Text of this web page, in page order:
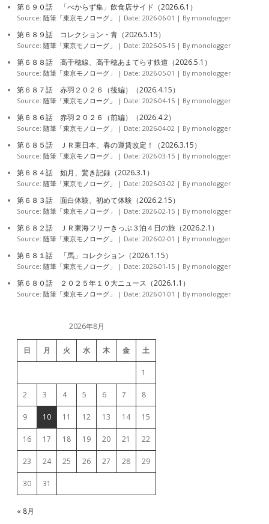
第６９０話 「べからず集」飲食店サイド（2026.6.1）
Source: 随筆「東京モノローグ」 Date: 2026-06-01 By monologger
第６８９話 コレクション・青（2026.5.15）
Source: 随筆「東京モノローグ」 Date: 2026-05-15 By monologger
第６８８話 高千穂線、高千穂あまてらす鉄道（2026.5.1）
Source: 随筆「東京モノローグ」 Date: 2026-05-01 By monologger
第６８７話 赤羽２０２６（後編）（2026.4.15）
Source: 随筆「東京モノローグ」 Date: 2026-04-15 By monologger
第６８６話 赤羽２０２６（前編）（2026.4.2）
Source: 随筆「東京モノローグ」 Date: 2026-04-02 By monologger
第６８５話 ＪＲ東日本、春の運賃改定！（2026.3.15）
Source: 随筆「東京モノローグ」 Date: 2026-03-15 By monologger
第６８４話 如月、驚き記録（2026.3.1）
Source: 随筆「東京モノローグ」 Date: 2026-03-02 By monologger
第６８３話 面白体験、初めて体験（2026.2.15）
Source: 随筆「東京モノローグ」 Date: 2026-02-15 By monologger
第６８２話 ＪＲ東海フリーきっぷ３泊４日の旅（2026.2.1）
Source: 随筆「東京モノローグ」 Date: 2026-02-01 By monologger
第６８１話 「馬」コレクション（2026.1.15）
Source: 随筆「東京モノローグ」 Date: 2026-01-15 By monologger
第６８０話 ２０２５年１０大ニュース（2026.1.1）
Source: 随筆「東京モノローグ」 Date: 2026-01-01 By monologger
2026年8月
日 月 火 水 木 金 土
1
2 3 4 5 6 7 8
9 10 11 12 13 14 15
16 17 18 19 20 21 22
23 24 25 26 27 28 29
30 31
« 8月